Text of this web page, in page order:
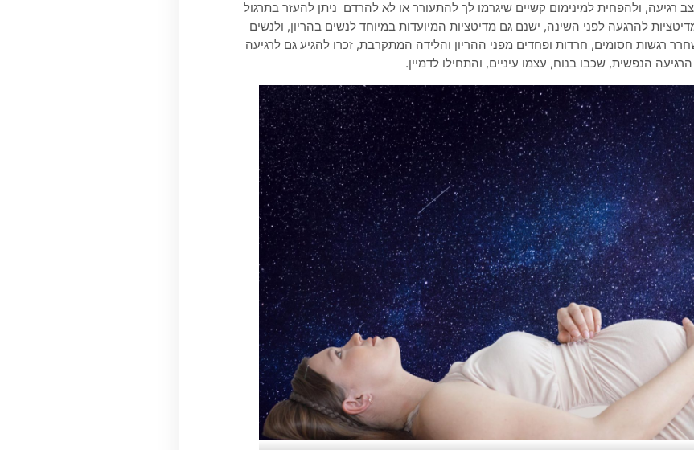
רגיעה, ולהפחית למינימום קשיים שיגרמו לך להתעורר או לא להרדם ניתן להעזר בתרגול
להרגעה לפני השינה, ישנם גם מדיטציות המיועדות במיוחד לנשים בהריון, ולנשים
רגשות חסומים, חרדות ופחדים מפני ההריון והלידה המתקרבת, זכרו להגיע גם לרגיעה
הנפשית, שכבו בנוח, עצמו עיניים, והתחילו לדמיין.